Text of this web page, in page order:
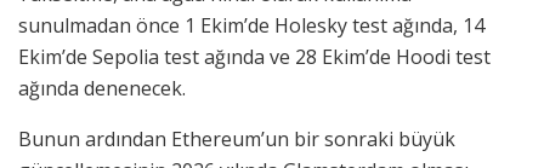
sunulmadan önce 1 Ekim’de Holesky test ağında, 14
Ekim’de Sepolia test ağında ve 28 Ekim’de Hoodi test
ağında denenecek.
Bunun ardından Ethereum’un bir sonraki büyük